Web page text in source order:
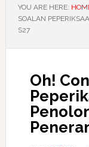
YOU ARE HERE:
SOALAN
S27
Oh!